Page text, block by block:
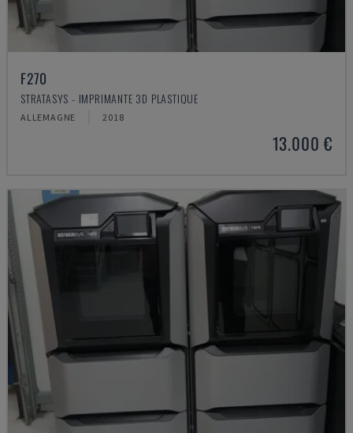
F270
STRATASYS - IMPRIMANTE 3D PLASTIQUE
ALLEMAGNE 2018
13.000 €